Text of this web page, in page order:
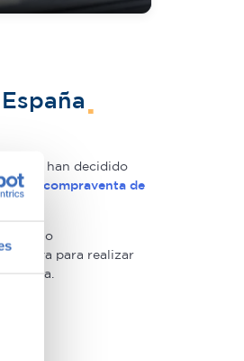
han decidido
de compraventa de
para realizar